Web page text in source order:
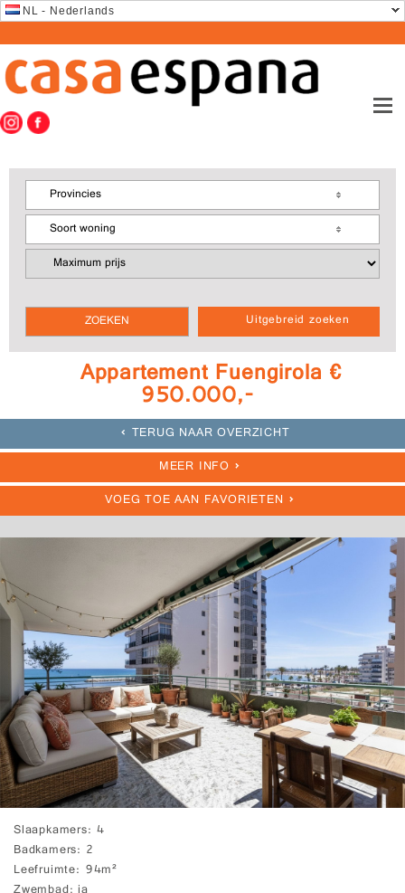
NL - Nederlands
Uitgebreid zoeken
Provincies
Soort woning
Appartement Fuengirola €
950.000,-
TERUG NAAR OVERZICHT
MEER INFO
VOEG TOE AAN FAVORIETEN
Slaapkamers 4
Badkamers 2
Leefruimte 94m²